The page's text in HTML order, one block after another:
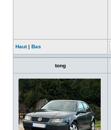
Haut| Bas
tong